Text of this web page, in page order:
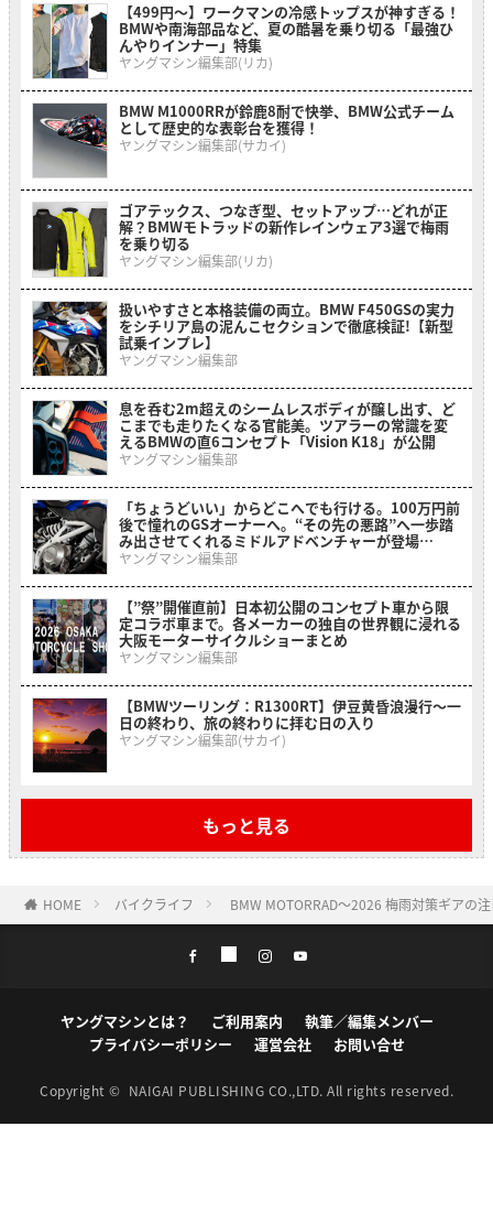
【499円〜】ワークマンの冷感トップスが神すぎる！
BMWや南海部品など、夏の酷暑を乗り切る「最強ひ
んやりインナー」特集
ヤングマシン編集部(リカ)
BMW M1000RRが鈴鹿8耐で快挙、BMW公式チーム
として歴史的な表彰台を獲得！
ヤングマシン編集部(サカイ)
ゴアテックス、つなぎ型、セットアップ…どれが正
解？BMWモトラッドの新作レインウェア3選で梅雨
を乗り切る
ヤングマシン編集部(リカ)
扱いやすさと本格装備の両立。BMW F450GSの実力
をシチリア島の泥んこセクションで徹底検証!【新型
試乗インプレ】
ヤングマシン編集部
息を呑む2m超えのシームレスボディが醸し出す、ど
こまでも走りたくなる官能美。ツアラーの常識を変
えるBMWの直6コンセプト「Vision K18」が公開
ヤングマシン編集部
「ちょうどいい」からどこへでも行ける。100万円前
後で憧れのGSオーナーへ。“その先の悪路”へ一歩踏
み出させてくれるミドルアドベンチャーが登場
【BMW F 450 GS】
ヤングマシン編集部
【”祭”開催直前】日本初公開のコンセプト車から限
定コラボ車まで。各メーカーの独自の世界観に浸れる
大阪モーターサイクルショーまとめ
ヤングマシン編集部
【BMWツーリング：R1300RT】伊豆黄昏浪漫行〜一
日の終わり、旅の終わりに拝む日の入り
ヤングマシン編集部(サカイ)
もっと見る
HOME バイクライフ BMW MOTORRAD〜2026 梅雨対策ギアの
ヤングマシンとは？ ご利用案内
執筆／編集メンバー
プライバシーポリシー
運営会社 お問い合せ
Copyright © NAIGAI PUBLISHING CO.,LTD. All rights reserved.